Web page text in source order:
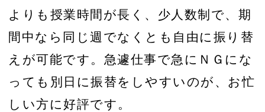
よりも授業時間が長く、少人数制で、期
間中なら同じ週でなくとも自由に振り替
えが可能です。急遽仕事で急にＮＧにな
っても別日に振替をしやすいのが、お忙
しい方に好評です。